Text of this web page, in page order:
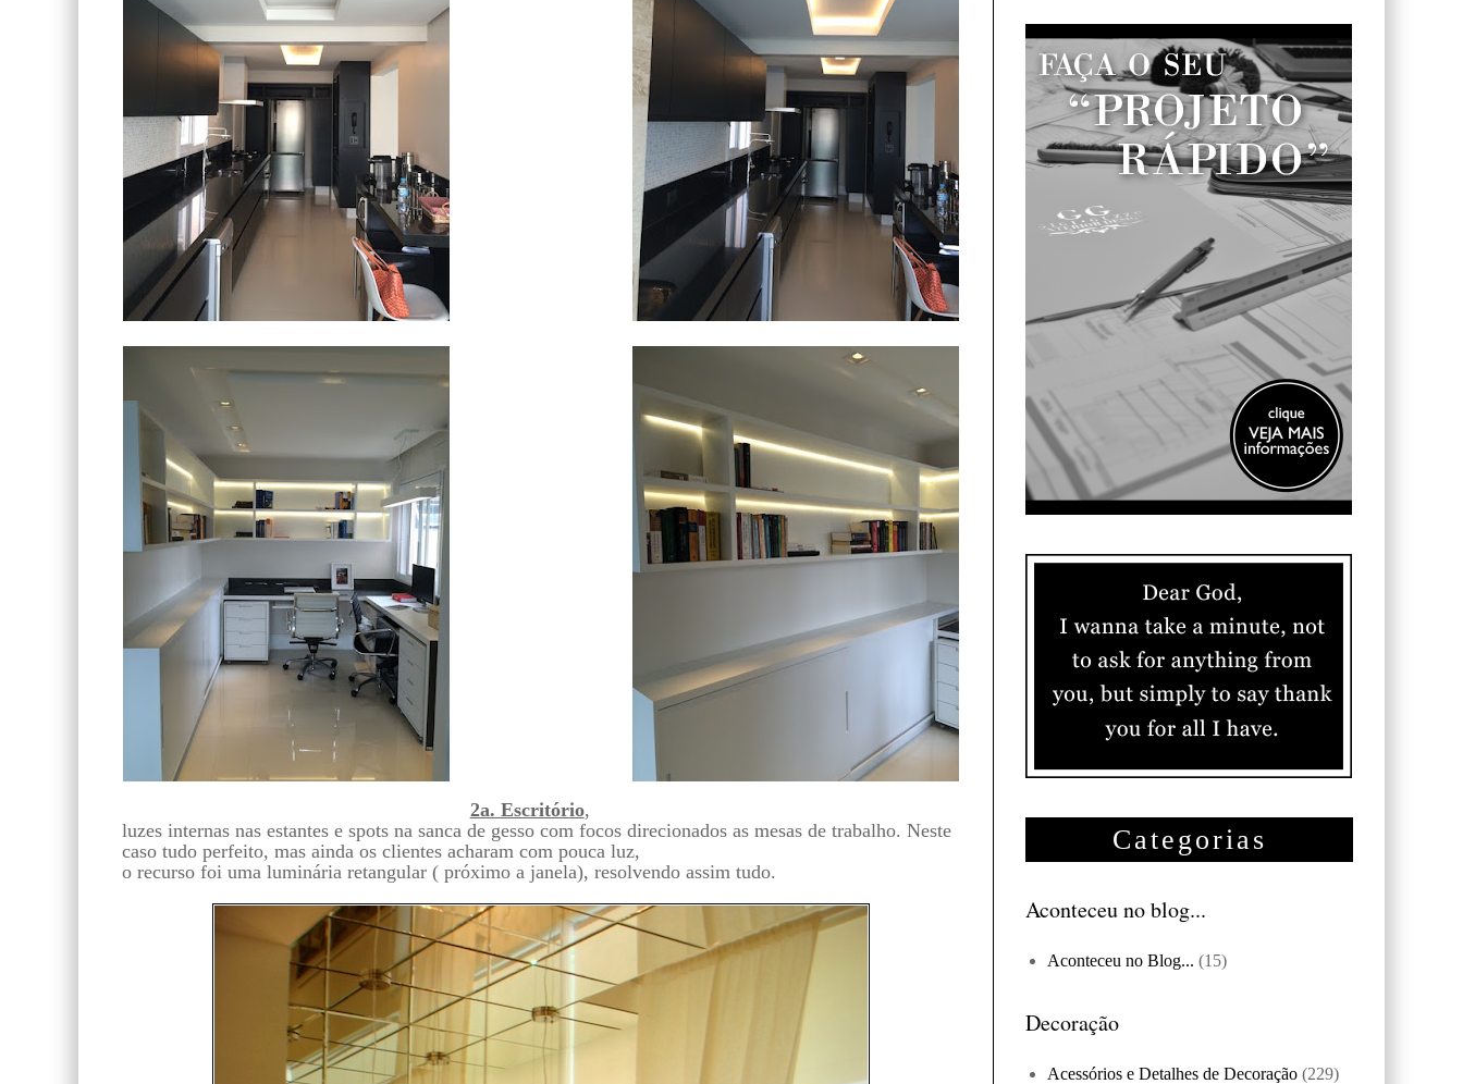
2a. Escritório,
luzes internas nas estantes e spots na sanca de gesso com focos direcionados as mesas de trabalho. Neste
caso tudo perfeito, mas ainda os clientes acharam com pouca luz,
o recurso foi uma luminária retangular ( próximo a janela), resolvendo assim tudo.
Categorias
Aconteceu no blog...
Aconteceu no Blog... (15)
Decoração
Acessórios e Detalhes de Decoração (229)